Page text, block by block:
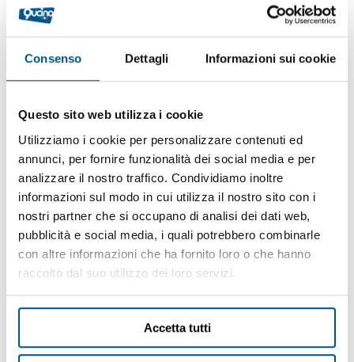
Consenso Dettagli Informazioni sui cookie
Questo sito web utilizza i cookie
Utilizziamo i cookie per personalizzare contenuti ed
annunci, per fornire funzionalità dei social media e per
analizzare il nostro traffico. Condividiamo inoltre
informazioni sul modo in cui utilizza il nostro sito con i
nostri partner che si occupano di analisi dei dati web,
pubblicità e social media, i quali potrebbero combinarle
con altre informazioni che ha fornito loro o che hanno
raccolto dal suo utilizzo dei loro servizi.
Accetta tutti
FRY TOP A GAS ½
MODULO PIASTRA
prezzo senza portina
1.800,00 € (+ IVA)
FRY TOP A GAS ½
MODULO PIASTRA
prezzo senza portina
1.865,00 €(+ IVA)
MODULO PIASTRA
PORTINA PER
ELEMENTO ½